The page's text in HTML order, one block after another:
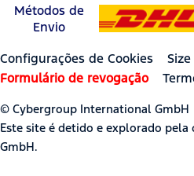
Métodos de
Envio
Configurações de Cookies
Formulário de revogação
© Cybergroup International GmbH
Este site é detido e explorado pela
GmbH.